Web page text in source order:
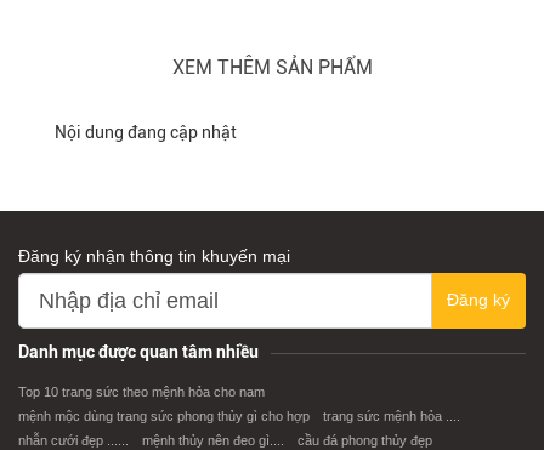
XEM THÊM SẢN PHẨM
Nội dung đang cập nhật
Đăng ký nhận thông tin khuyến mại
Đăng ký
Danh mục được quan tâm nhiều
Top 10 trang sức theo mệnh hỏa cho nam
mệnh mộc dùng trang sức phong thủy gì cho hợp
trang sức mệnh hỏa ....
nhẫn cưới đẹp ......
mệnh thủy nên đeo gì....
cầu đá phong thủy đẹp